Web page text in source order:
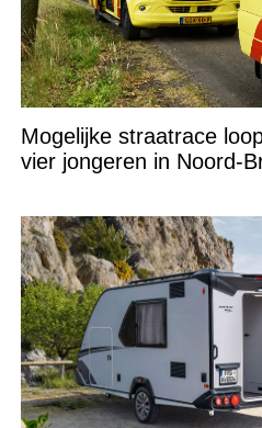
Mogelijke straatrace
vier jongeren in Noord-